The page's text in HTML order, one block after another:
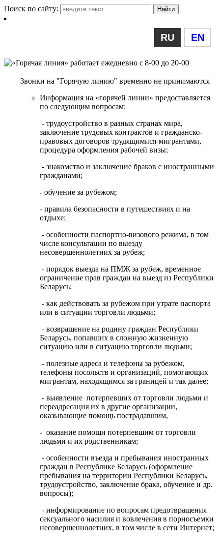
Поиск по сайту:
RU EN
Звонки на "Горячую линию" временно не принимаются
Информация на «горячей линии» предоставляется
по следующим вопросам:
- трудоустройство в разных странах мира,
заключение трудовых контрактов и гражданско-
правовых договоров трудящимися-мигрантами,
процедура оформления рабочей визы;
- знакомство и заключение браков с иностранными
гражданами;
- обучение за рубежом;
- правила безопасности в путешествиях и на
отдыхе;
- особенности паспортно-визового режима, в том
числе консультации по выезду
несовершеннолетних за рубеж;
- порядок выезда на ПМЖ за рубеж, временное
ограничение прав граждан на выезд из Республики
Беларусь;
- как действовать за рубежом при утрате паспорта
или в ситуации торговли людьми;
- возвращение на родину граждан Республики
Беларусь, попавших в сложную жизненную
ситуацию или в ситуацию торговли людьми;
- полезные адреса и телефоны за рубежом,
телефоны посольств и организаций, помогающих
мигрантам, находящимся за границей и так далее;
- выявление потерпевших от торговли людьми и
переадресация их в другие организации,
оказывающие помощь пострадавшим,
- оказание помощи потерпевшим от торговли
людьми и их родственникам;
- особенности въезда и пребывания иностранных
граждан в Республике Беларусь (оформление
пребывания на территории Республики Беларусь,
трудоустройство, заключение брака, обучение и др.
вопросы);
- информирование по вопросам предотвращения
сексуального насилия и вовлечения в порносъемки
несовершеннолетних, в том числе в сети Интернет;